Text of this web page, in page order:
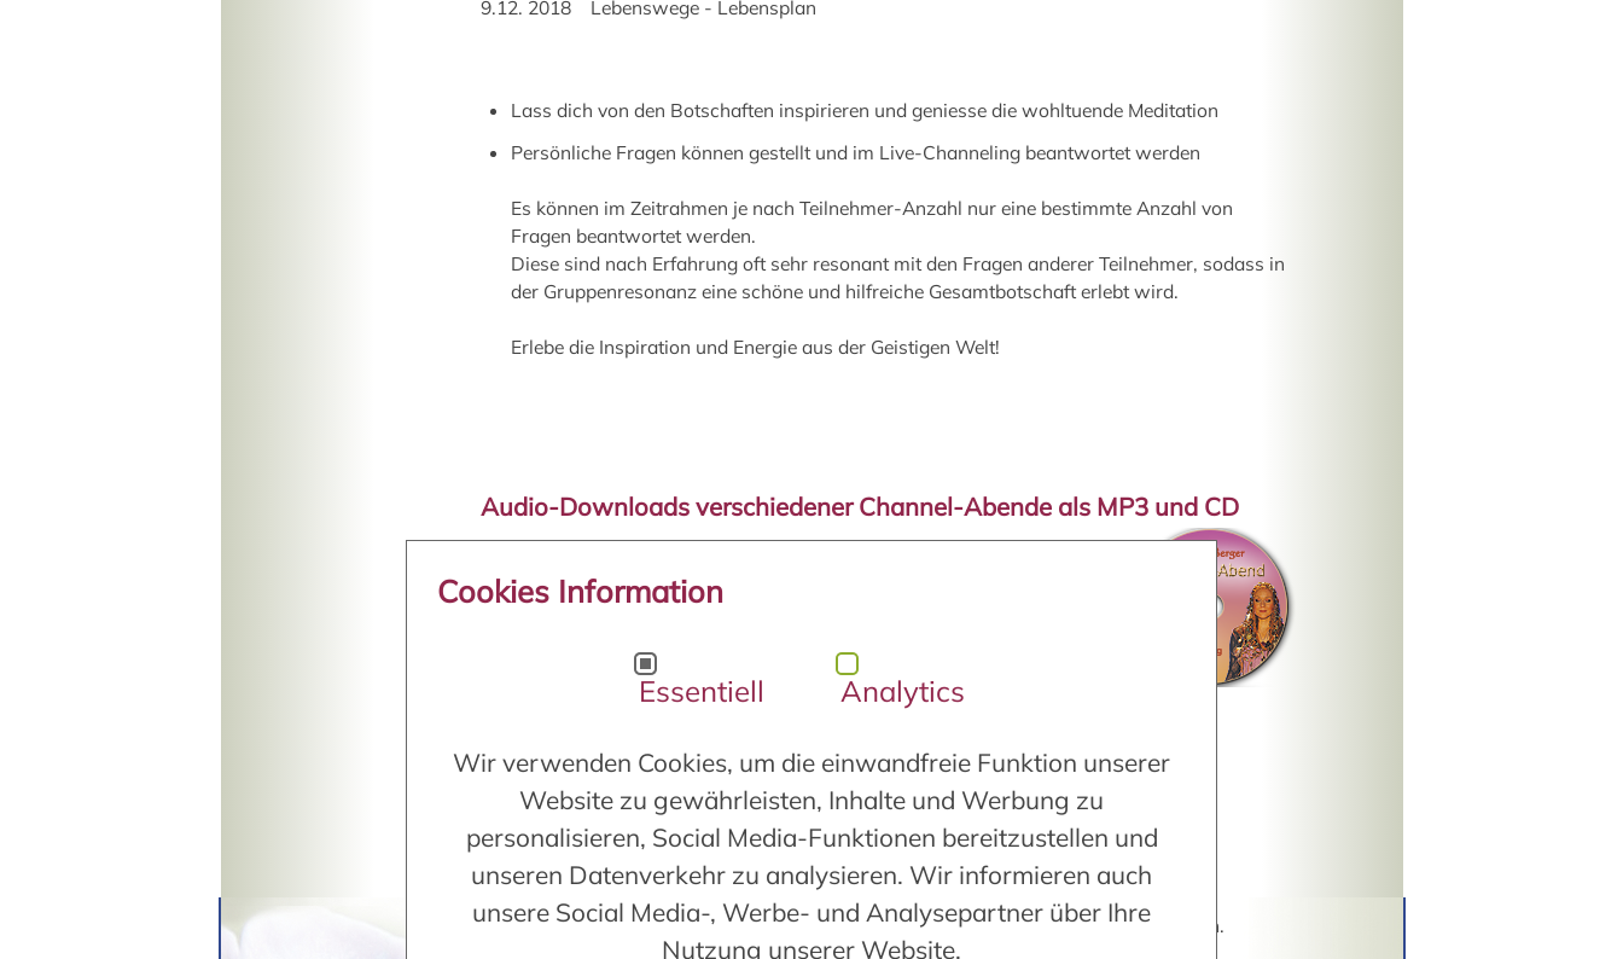
9.12. 2018 Lebenswege - Lebensplan
Lass dich von den Botschaften inspirieren und geniesse die wohltuende Meditation
Persönliche Fragen können gestellt und im Live-Channeling beantwortet werden
Es können im Zeitrahmen je nach Teilnehmer-Anzahl nur eine bestimmte Anzahl von
Fragen beantwortet werden.
Diese sind nach Erfahrung oft sehr resonant mit den Fragen anderer Teilnehmer, sodass in
der Gruppenresonanz eine schöne und hilfreiche Gesamtbotschaft erlebt wird.
Erlebe die Inspiration und Energie aus der Geistigen Welt!
Audio-Downloads verschiedener Channel-Abende als MP3 und CD
Seminarzentrum Lichtoase sind auch zum Download als MP3 oder als
Du kannst sie direkt im Samtstein Shop
herunter laden.
CD zusenden lassen
* Hinweis: Diese Veranstaltungen ersetzen nicht den Gang zum Arzt oder Therapeuten.
Cookies Information
Essentiell Analytics
Wir verwenden Cookies, um die einwandfreie Funktion unserer
Website zu gewährleisten, Inhalte und Werbung zu
personalisieren, Social Media-Funktionen bereitzustellen und
unseren Datenverkehr zu analysieren. Wir informieren auch
unsere Social Media-, Werbe- und Analysepartner über Ihre
Nutzung unserer Website.